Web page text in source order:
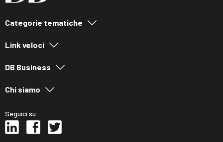
Categorie tematiche
Link veloci
DB Business
Chi siamo
Seguici su